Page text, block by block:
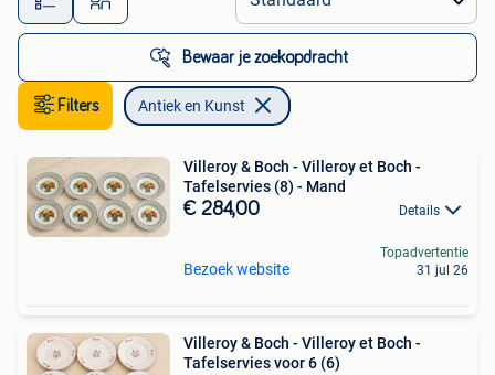
Bewaar je zoekopdracht
Filters Antiek en Kunst
Villeroy & Boch - Villeroy et Boch -
Tafelservies (8) - Mand
€ 284,00 Details
Bezoek website
Topadvertentie
31 jul 26
Villeroy & Boch - Villeroy et Boch -
Tafelservies voor 6 (6)